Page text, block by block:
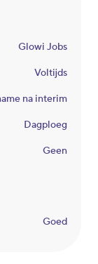
Glowi Jobs
Voltijds
na interim
Dagploeg
Geen
Goed